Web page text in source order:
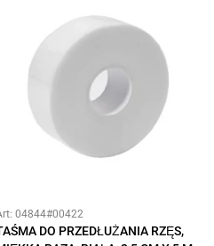
04844#00422
DO PRZEDŁUŻANIA RZĘS,